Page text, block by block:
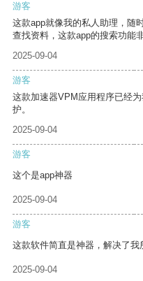
游客
这款app就像我的私人助理，随
查找资料，这款app的搜索功能
2025-09-04
游客
这款加速器VPM应用程序已经
护。
2025-09-04
游客
这个是app神器
2025-09-04
游客
这款软件简直是神器，解决了我
2025-09-04